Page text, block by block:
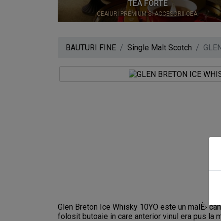
TEA FORTE
CEAIURI PREMIUM SI ACCESORII CEAI
BAUTURI FINE Single Malt Scotch
Glen Breton Ice Whisky 10YO este un malÈ›
folosit butoaie in care anterior vinul era pus la